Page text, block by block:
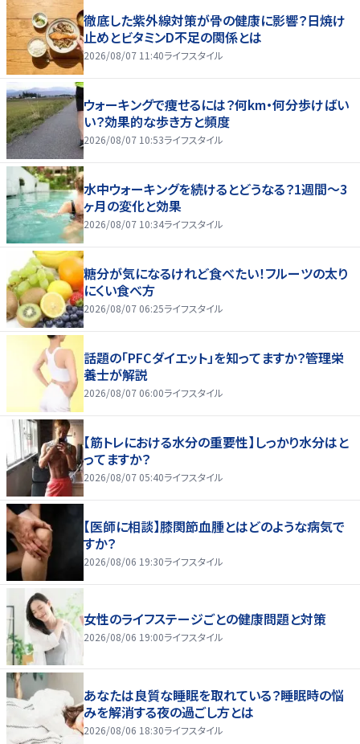
徹底した紫外線対策が骨の健康に影響？日焼け
止めとビタミンD不足の関係とは
2026/08/07 11:40ライフスタイル
ウォーキングで痩せるには？何km・何分歩けばい
い？効果的な歩き方と頻度
2026/08/07 10:53ライフスタイル
水中ウォーキングを続けるとどうなる？1週間～3
ヶ月の変化と効果
2026/08/07 10:34ライフスタイル
糖分が気になるけれど食べたい！フルーツの太り
にくい食べ方
2026/08/07 06:25ライフスタイル
話題の「PFCダイエット」を知ってますか？管理栄
養士が解説
2026/08/07 06:00ライフスタイル
【筋トレにおける水分の重要性】しっかり水分はと
ってますか？
2026/08/07 05:40ライフスタイル
【医師に相談】膝関節血腫とはどのような病気で
すか？
2026/08/06 19:30ライフスタイル
女性のライフステージごとの健康問題と対策
2026/08/06 19:00ライフスタイル
あなたは良質な睡眠を取れている？睡眠時の悩
みを解消する夜の過ごし方とは
2026/08/06 18:30ライフスタイル